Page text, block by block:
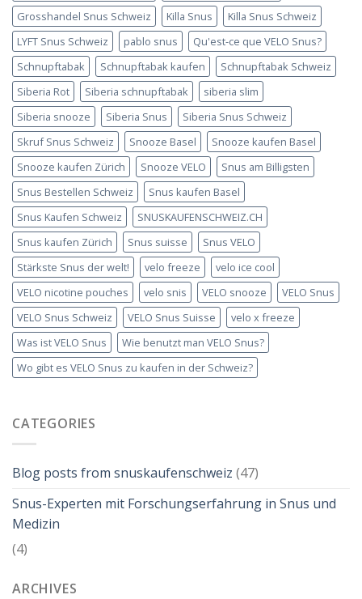
Grosshandel Snus Schweiz
Killa Snus
Killa Snus Schweiz
LYFT Snus Schweiz
pablo snus
Qu'est-ce que VELO Snus?
Schnupftabak
Schnupftabak kaufen
Schnupftabak Schweiz
Siberia Rot
Siberia schnupftabak
siberia slim
Siberia snooze
Siberia Snus
Siberia Snus Schweiz
Skruf Snus Schweiz
Snooze Basel
Snooze kaufen Basel
Snooze kaufen Zürich
Snooze VELO
Snus am Billigsten
Snus Bestellen Schweiz
Snus kaufen Basel
Snus Kaufen Schweiz
SNUSKAUFENSCHWEIZ.CH
Snus kaufen Zürich
Snus suisse
Snus VELO
Stärkste Snus der welt!
velo freeze
velo ice cool
VELO nicotine pouches
velo snis VELO snooze
VELO Snus
VELO Snus Schweiz
VELO Snus Suisse
velo x freeze
Was ist VELO Snus
Wie benutzt man VELO Snus?
Wo gibt es VELO Snus zu kaufen in der Schweiz?
CATEGORIES
Blog posts from snuskaufenschweiz (47)
Snus-Experten mit Forschungserfahrung in Snus und
Medizin
(4)
ARCHIVES